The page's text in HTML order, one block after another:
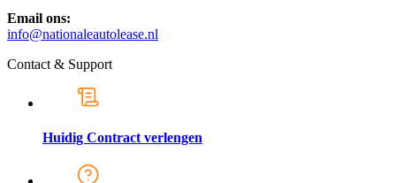
Email ons:
info@nationaleautolease.nl
Contact & Support
Huidig Contract verlengen